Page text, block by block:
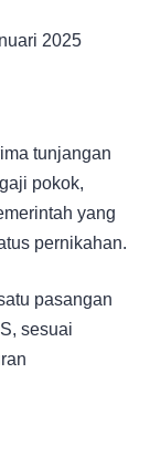
2025
tunjangan
pokok,
yang
pernikahan.
pasangan
sesuai